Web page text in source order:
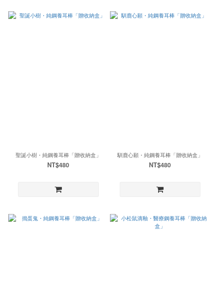
聖誕小樹・純鋼養耳棒「贈收納盒」
NT$480
馴鹿心願・純鋼養耳棒「贈收納盒」
NT$480